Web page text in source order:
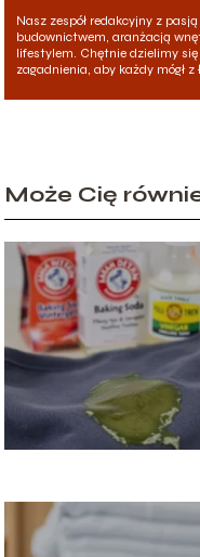
Nasz zespół redakcyjny z
budownictwem, aranżacją
lifestylem. Chętnie dzielimy
zagadnienia, aby każdy mógł
Może Cię